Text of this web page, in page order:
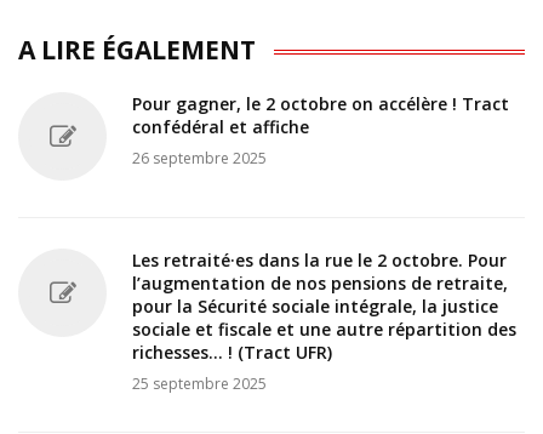
A LIRE ÉGALEMENT
Pour gagner, le 2 octobre on accélère ! Tract
confédéral et affiche
26 septembre 2025
Les retraité·es dans la rue le 2 octobre. Pour
l’augmentation de nos pensions de retraite,
pour la Sécurité sociale intégrale, la justice
sociale et fiscale et une autre répartition des
richesses... ! (Tract UFR)
25 septembre 2025